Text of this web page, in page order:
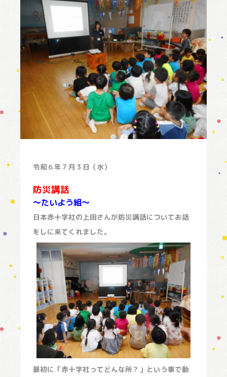
令和６年７月３日（水）
防災講話
～たいよう組～
日本赤十字社の上田さんが防災講話についてお話
をしに来てくれました。
最初に「赤十字社ってどんな所？」という事で動